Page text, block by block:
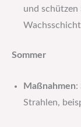
und schützen
Sommer
Maßnahmen:
Strahlen,